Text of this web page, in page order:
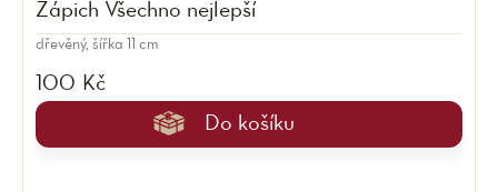
Zápich Všechno nejlepší
100 Kč
Do košíku
dřevěný, šířka 11 cm